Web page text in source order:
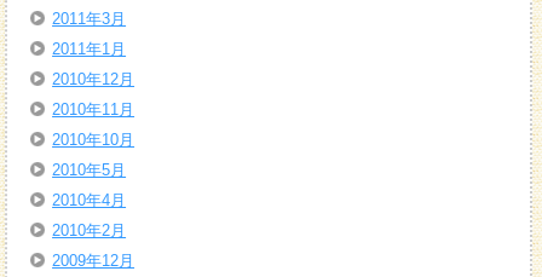
2011年3月
2011年1月
2010年12月
2010年11月
2010年10月
2010年5月
2010年4月
2010年2月
2009年12月